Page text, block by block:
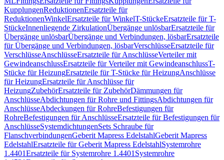
KupplungenReduktionenErsatzteile für
ReduktionenWinkelErsatzteile für WinkelT-StückeErsatzteile für T-
StückeInnenliegende ZirkulationÜbergänge unlösbarErsatzteile für
Übergänge unlösbarÜbergänge und Verbindungen, lösbarErsatzteile
für Übergänge und Verbindungen, lösbarVerschlüsseErsatzteile für
VerschlüsseAnschlüsseErsatzteile für AnschlüsseVerteiler mit
GewindeanschlussErsatzteile für Verteiler mit GewindeanschlussT-
Stücke für HeizungErsatzteile für T-Stücke für HeizungAnschlüsse
für HeizungErsatzteile für Anschlüsse für
HeizungZubehörErsatzteile für ZubehörDämmungen für
AnschlüsseAbdichtungen für Rohre und FittingsAbdichtungen für
AnschlüsseAbdeckungen für RohreBefestigungen für
RohreBefestigungen für AnschlüsseErsatzteile für Befestigungen für
AnschlüsseSystemdichtungenSets Schraube für
FlanschverbindungenGeberit Mapress EdelstahlGeberit Mapress
EdelstahlErsatzteile für Geberit Mapress EdelstahlSystemrohre
1.4401Ersatzteile für Systemrohre 1.4401 Systemrohre